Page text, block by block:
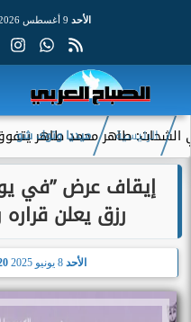
الأحد
طاهر محمد طاهر يتفوق على
الرئيسية ميديا وتوك شو
إيقاف عرض ”في
رزق يعلن
الأحد